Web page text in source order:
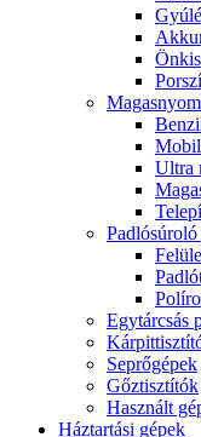
Mobil
Ultra
Egytárcsás
Seprőgépek
Gőztisztítók
Használt
Háztartási gépek